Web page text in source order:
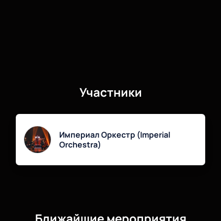
Участники
Империал Оркестр (Imperial
Orchestra)